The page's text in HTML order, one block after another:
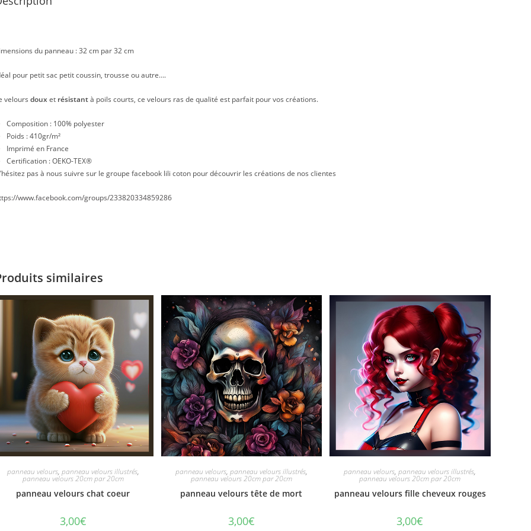
du panneau : 32 cm par 32 cm
pour petit sac petit coussin, trousse ou autre….
velours douxet résistantà poils courts, ce velours ras de qualité est parfait pour vos créations.
Composition : 100% polyester
Poids : 410gr/m²
Imprimé en France
Certification : OEKO-TEX®
pas à nous suivre sur le groupe facebook lili coton pour découvrir les créations de nos clientes
www.facebook.com/groups/233820334859286
similaires
panneau velours, panneau velours illustrés,
panneau velours 20cm par 20cm
panneau velours chat coeur
3,00€
panneau velours, panneau velours illustrés,
panneau velours 20cm par 20cm
panneau velours tête de mort
3,00€
panneau velours,panneau velours illustrés,
panneau velours 20cm par 20cm
panneau velours fille cheveux rouges
3,00€